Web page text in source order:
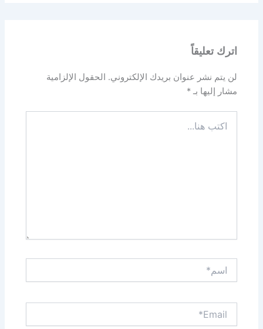
اترك تعليقاً
لن يتم نشر عنوان بريدك الإلكتروني. الحقول الإلزامية
مشار إليها بـ*
هنا...